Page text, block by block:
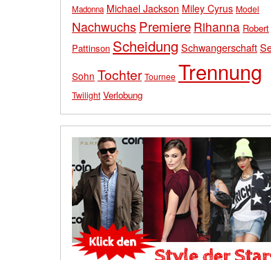
Madonna Michael Jackson Miley Cyrus Model
Nachwuchs Premiere Rihanna Robert
Pattinson Scheidung Schwangerschaft
Sohn Tochter Tournee Trennung
Twilight Verlobung